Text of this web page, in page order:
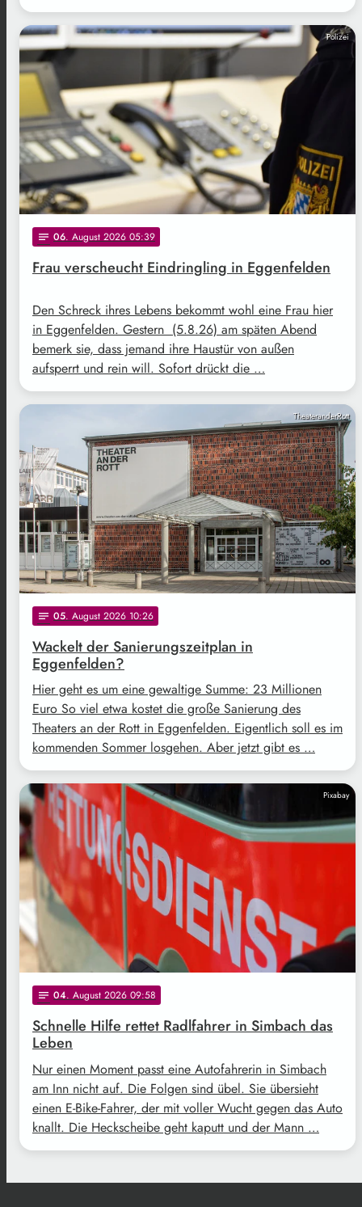
Polizei
notes 06. August 2026 05:39
Frau verscheucht Eindringling in Eggenfelden
Den Schreck ihres Lebens bekommt wohl eine Frau hier
in Eggenfelden. Gestern (5.8.26) am späten Abend
bemerk sie, dass jemand ihre Haustür von außen
aufsperrt und rein will. Sofort drückt die …
TheateranderRott
notes 05. August 2026 10:26
Wackelt der Sanierungszeitplan in
Eggenfelden?
Hier geht es um eine gewaltige Summe: 23 Millionen
Euro So viel etwa kostet die große Sanierung des
Theaters an der Rott in Eggenfelden. Eigentlich soll es im
kommenden Sommer losgehen. Aber jetzt gibt es …
Pixabay
notes 04. August 2026 09:58
Schnelle Hilfe rettet Radlfahrer in Simbach das
Leben
Nur einen Moment passt eine Autofahrerin in Simbach
am Inn nicht auf. Die Folgen sind übel. Sie übersieht
einen E-Bike-Fahrer, der mit voller Wucht gegen das Auto
knallt. Die Heckscheibe geht kaputt und der Mann …